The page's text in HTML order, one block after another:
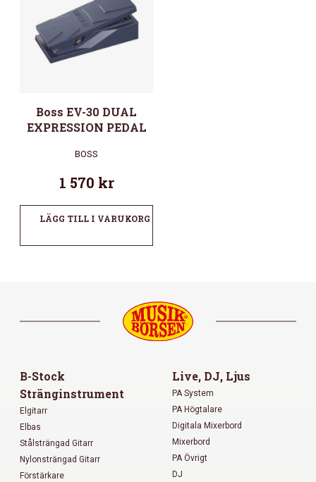
Boss EV-30 DUAL
EXPRESSION PEDAL
BOSS
1 570 kr
LÄGG TILL I VARUKORG
B-Stock
Stränginstrument
Elgitarr
Elbas
Stålsträngad Gitarr
Nylonsträngad Gitarr
Förstärkare
Live, DJ, Ljus
PA System
PA Högtalare
Digitala Mixerbord
Mixerbord
PA Övrigt
DJ